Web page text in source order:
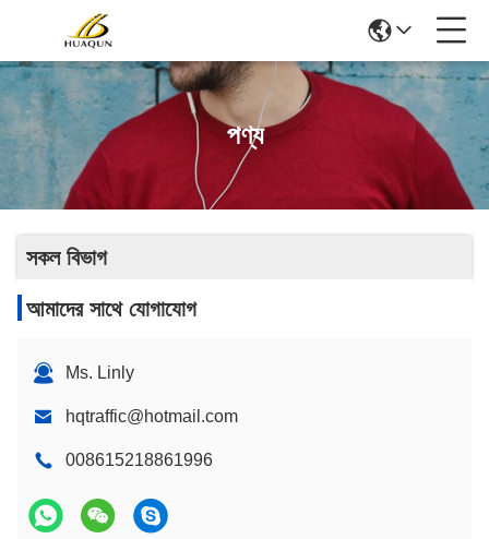
পণ্য
সকল বিভাগ
আমাদের সাথে যোগাযোগ
Ms. Linly
hqtraffic@hotmail.com
008615218861996